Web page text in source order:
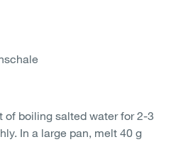
of boiling salted water for 2-3
In a large pan, melt 40 g